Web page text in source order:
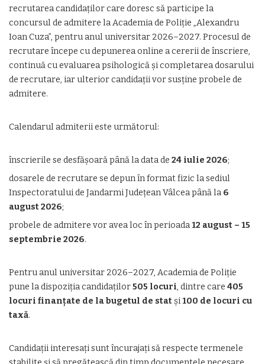
recrutarea candidaților care doresc să participe la
concursul de admitere la Academia de Poliție „Alexandru
Ioan Cuza”, pentru anul universitar 2026–2027. Procesul de
recrutare începe cu depunerea online a cererii de înscriere,
continuă cu evaluarea psihologică și completarea dosarului
de recrutare, iar ulterior candidații vor susține probele de
admitere.
Calendarul admiterii este următorul:
înscrierile se desfășoară până la data de 24 iulie 2026;
dosarele de recrutare se depun în format fizic la sediul
Inspectoratului de Jandarmi Județean Vâlcea până la 6
august 2026;
probele de admitere vor avea loc în perioada12 august – 15
septembrie 2026.
Pentru anul universitar 2026–2027, Academia de Poliție
pune la dispoziția candidaților505 locuri, dintre care 405
locuri finanțate de la bugetul de statși100 de locuri cu
taxă.
Candidații interesați sunt încurajați să respecte termenele